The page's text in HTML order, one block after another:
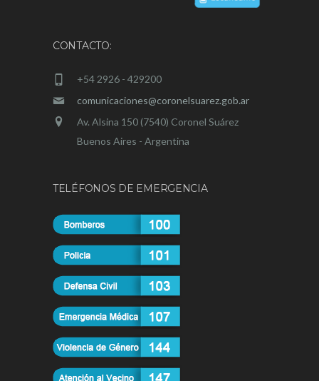
CONTACTO:
+54 2926 - 429200
comunicaciones@coronelsuarez.gob.ar
Av. Alsina 150 (7540) Coronel Suárez
Buenos Aires - Argentina
TELÉFONOS DE EMERGENCIA